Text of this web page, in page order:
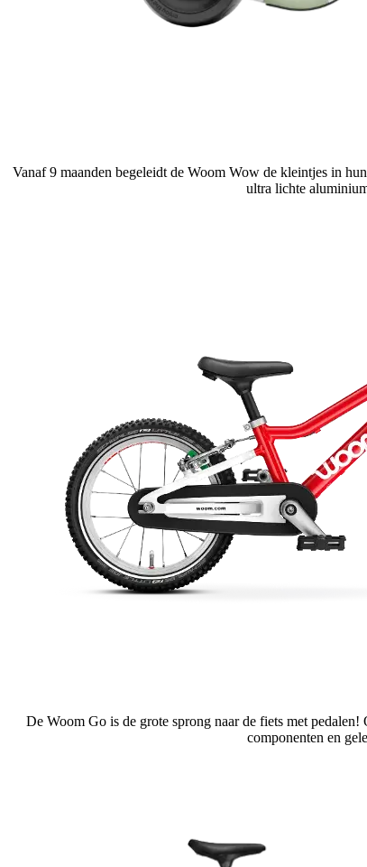
Vanaf 9 maanden begeleidt de Woom Wow de kleintjes in
ultra lichte
De Woom Go is de grote sprong naar de fiets met
componenten en